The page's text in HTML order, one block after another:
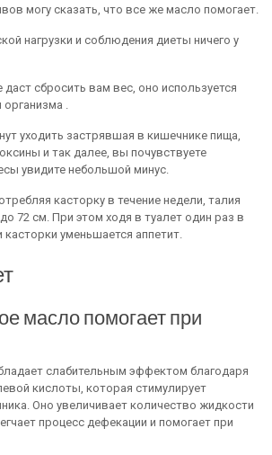
могу сказать, что все же масло помогает.
нагрузки и соблюдения диеты ничего у
сбросить вам вес, оно используется
.
уходить застрявшая в кишечнике пища,
и так далее, вы почувствуете
увидите небольшой минус.
касторку в течение недели, талия
72 см. При этом ходя в туалет один раз в
уменьшается аппетит.
масло помогает при
слабительным эффектом благодаря
кислоты, которая стимулирует
Оно увеличивает количество жидкости
процесс дефекации и помогает при